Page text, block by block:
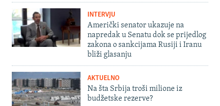
INTERVJU
Američki senator ukazuje na
napredak u Senatu dok se prijedlog
zakona o sankcijama Rusiji i Iranu
bliži glasanju
AKTUELNO
Na šta Srbija troši milione iz
budžetske rezerve?